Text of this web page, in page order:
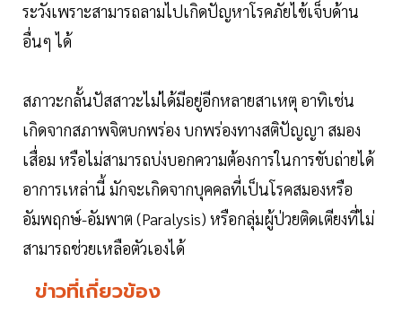
ระวังเพราะสามารถลามไปเกิดปัญหาโรคภัยไข้เจ็บด้าน
อื่นๆ ได้
สภาวะกลั้นปัสสาวะไม่ได้มีอยู่อีกหลายสาเหตุ อาทิเช่น
เกิดจากสภาพจิตบกพร่อง บกพร่องทางสติปัญญา สมอง
เสื่อม หรือไม่สามารถบ่งบอกความต้องการในการขับถ่ายได้
อาการเหล่านี้ มักจะเกิดจากบุคคลที่เป็นโรคสมองหรือ
อัมพฤกษ์-อัมพาต (Paralysis) หรือกลุ่มผู้ป่วยติดเตียงที่ไม่
สามารถช่วยเหลือตัวเองได้
ข่าวที่เกี่ยวข้อง